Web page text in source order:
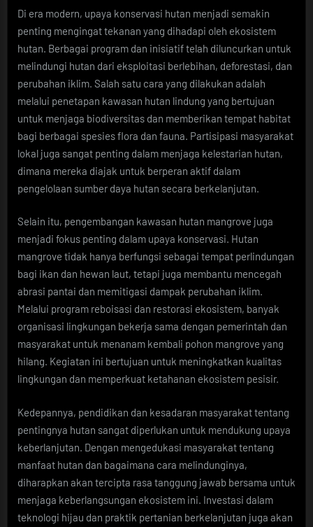
Di era modern, upaya konservasi hutan menjadi semakin
penting mengingat tekanan yang dihadapi oleh ekosistem
hutan. Berbagai program dan inisiatif telah diluncurkan untuk
melindungi hutan dari eksploitasi berlebihan, deforestasi, dan
perubahan iklim. Salah satu cara yang dilakukan adalah
melalui penetapan kawasan hutan lindung yang bertujuan
untuk menjaga biodiversitas dan memberikan tempat habitat
bagi berbagai spesies flora dan fauna. Partisipasi masyarakat
lokal juga sangat penting dalam menjaga kelestarian hutan,
dimana mereka diajak untuk berperan aktif dalam
pengelolaan sumber daya hutan secara berkelanjutan.
Selain itu, pengembangan kawasan hutan mangrove juga
menjadi fokus penting dalam upaya konservasi. Hutan
mangrove tidak hanya berfungsi sebagai tempat perlindungan
bagi ikan dan hewan laut, tetapi juga membantu mencegah
abrasi pantai dan memitigasi dampak perubahan iklim.
Melalui program reboisasi dan restorasi ekosistem, banyak
organisasi lingkungan bekerja sama dengan pemerintah dan
masyarakat untuk menanam kembali pohon mangrove yang
hilang. Kegiatan ini bertujuan untuk meningkatkan kualitas
lingkungan dan memperkuat ketahanan ekosistem pesisir.
Kedepannya, pendidikan dan kesadaran masyarakat tentang
pentingnya hutan sangat diperlukan untuk mendukung upaya
keberlanjutan. Dengan mengedukasi masyarakat tentang
manfaat hutan dan bagaimana cara melindunginya,
diharapkan akan tercipta rasa tanggung jawab bersama untuk
menjaga keberlangsungan ekosistem ini. Investasi dalam
teknologi hijau dan praktik pertanian berkelanjutan juga akan